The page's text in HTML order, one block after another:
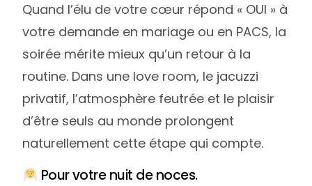
Quand l’élu de votre cœur répond « OUI » à
votre demande en mariage ou en PACS, la
soirée mérite mieux qu’un retour à la
routine. Dans une love room, le jacuzzi
privatif, l’atmosphère feutrée et le plaisir
d’être seuls au monde prolongent
naturellement cette étape qui compte.
Pour votre nuit de noces.